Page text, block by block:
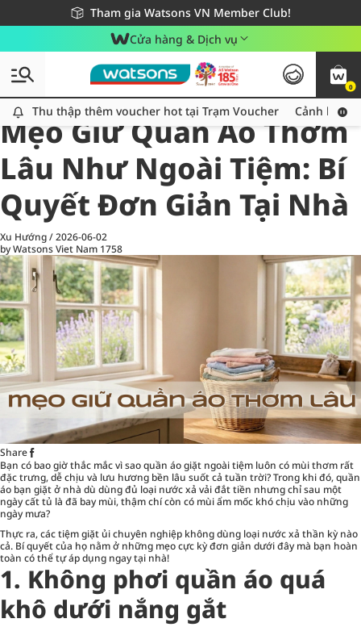
Tham gia Watsons VN Member Club!
Miễn phí giao hàng cho đơn hàng từ 249,000Đ
Giao hàng nhanh 24h - Áp dụng khu vực TP. Hồ Chí Minh
Cửa hàng & Dịch vụ
0
Thu thập thêm voucher hot tại Trạm Voucher
Thu thập thêm voucher hot tại Trạm Voucher Cảnh báo
All
Chăm Sóc Cá Nhân
Mẹo Giữ Quần Áo Thơm
Lâu Như Ngoài Tiệm: Bí
Quyết Đơn Giản Tại Nhà
Xu Hướng/2026-06-02
by Watsons Viet Nam 1758
Share
Bạn có bao giờ thắc mắc vì sao quần áo giặt ngoài tiệm luôn có mùi thơm rất
đặc trưng, dễ chịu và lưu hương bền lâu suốt cả tuần trời? Trong khi đó, quần
áo bạn giặt ở nhà dù dùng đủ loại nước xả vải đắt tiền nhưng chỉ sau một
ngày cất tủ là đã bay mùi, thậm chí còn có mùi ẩm mốc khó chịu vào những
ngày mưa?
Thực ra, các tiệm giặt ủi chuyên nghiệp không dùng loại nước xả thần kỳ nào
cả. Bí quyết của họ nằm ở những mẹo cực kỳ đơn giản dưới đây mà bạn hoàn
toàn có thể tự áp dụng ngay tại nhà!
1. Không phơi quần áo quá
khô dưới nắng gắt